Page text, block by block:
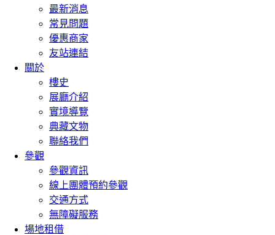
最新消息
常見問題
優惠商家
友站連結
關於
樓史
展廳介紹
實境導覽
典藏文物
聯絡我們
參觀
參觀資訊
線上團體預約參觀
交通方式
無障礙服務
場地租借